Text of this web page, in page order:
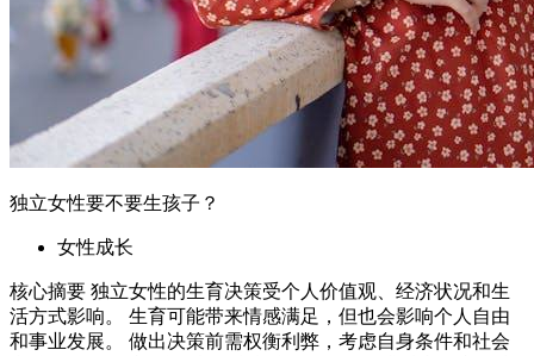
独立女性要不要生孩子？
女性成长
核心摘要 独立女性的生育决策受个人价值观、经济状况和生
活方式影响。 生育可能带来情感满足，但也会影响个人自由
和事业发展。 做出决策前需权衡利弊，考虑自身条件和社会